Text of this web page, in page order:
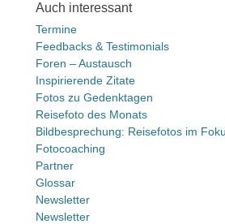
Auch interessant
Termine
Feedbacks & Testimonials
Foren – Austausch
Inspirierende Zitate
Fotos zu Gedenktagen
Reisefoto des Monats
Bildbesprechung: Reisefotos im
Fotocoaching
Partner
Glossar
Newsletter
Newsletter